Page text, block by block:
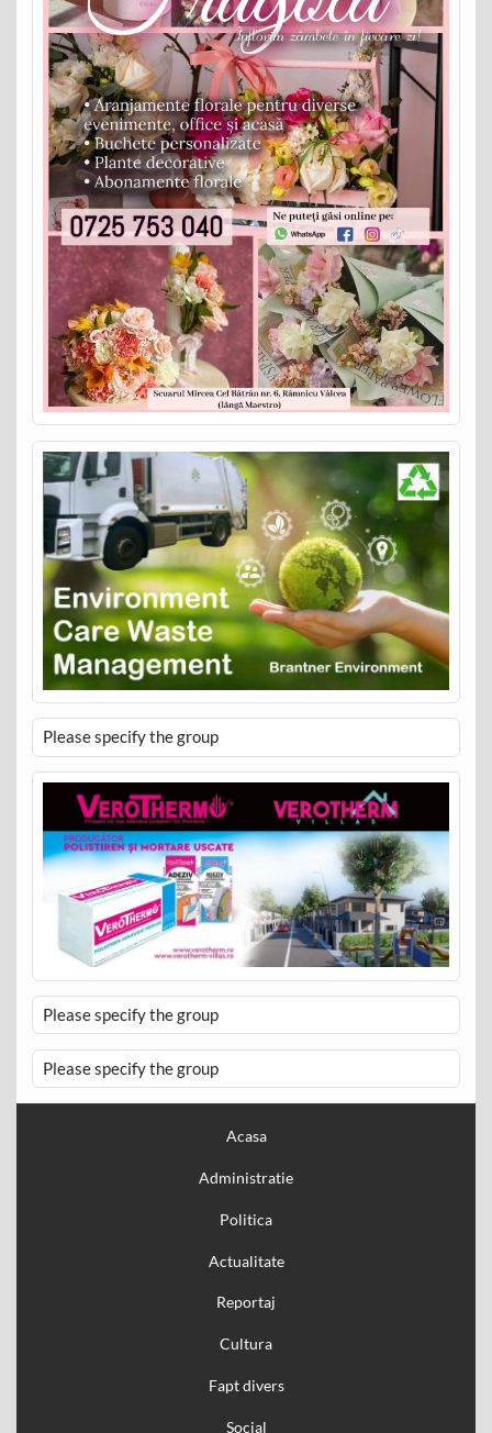
Please specify the group
Please specify the group
Please specify the group
Acasa
Administratie
Politica
Actualitate
Reportaj
Cultura
Fapt divers
Social